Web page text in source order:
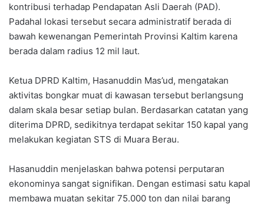
kontribusi terhadap Pendapatan Asli Daerah (PAD).
Padahal lokasi tersebut secara administratif berada di
bawah kewenangan Pemerintah Provinsi Kaltim karena
berada dalam radius 12 mil laut.
Ketua DPRD Kaltim, Hasanuddin Mas’ud, mengatakan
aktivitas bongkar muat di kawasan tersebut berlangsung
dalam skala besar setiap bulan. Berdasarkan catatan yang
diterima DPRD, sedikitnya terdapat sekitar 150 kapal yang
melakukan kegiatan STS di Muara Berau.
Hasanuddin menjelaskan bahwa potensi perputaran
ekonominya sangat signifikan. Dengan estimasi satu kapal
membawa muatan sekitar 75.000 ton dan nilai barang